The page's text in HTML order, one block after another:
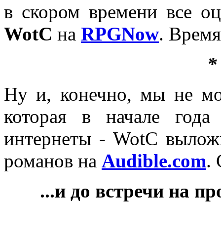
в скором времени все
WotC на RPGNow.
Ну и, конечно, мы не
которая в начале года
интернеты - WotC
романов на Audible.com.
...и до встречи на